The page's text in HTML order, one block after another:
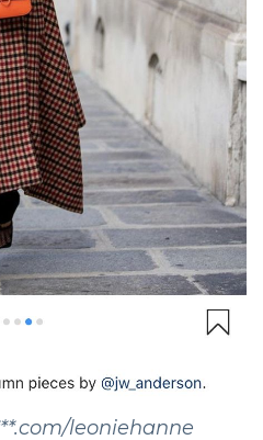
leoniehanne